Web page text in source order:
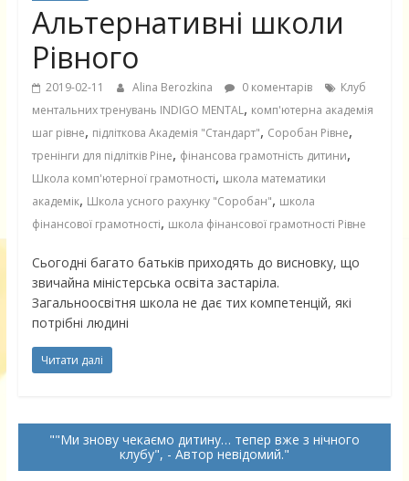
Альтернативні школи
Рівного
2019-02-11 Alina Berozkina 0 коментарів
Клуб
ментальних тренувань INDIGO MENTAL, комп'ютерна академія
шаг рівне, підліткова Академія "Стандарт", Соробан Рівне,
тренінги для підлітків Ріне, фінансова грамотність дитини,
Школа комп'ютерної грамотності, школа математики
академік, Школа усного рахунку "Соробан", школа
фінансової грамотності, школа фінансової грамотності Рівне
Сьогодні багато батьків приходять до висновку, що
звичайна міністерська освіта застаріла.
Загальноосвітня школа не дає тих компетенцій, які
потрібні людині
Читати далі
"Ми знову чекаємо дитину… тепер вже з нічного
клубу", - Автор невідомий.